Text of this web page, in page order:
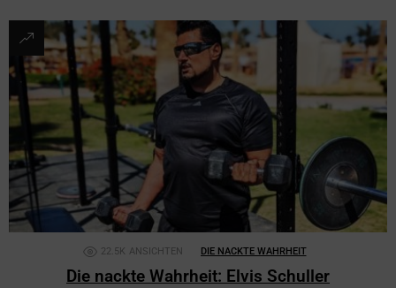
22.5K ANSICHTEN DIE NACKTE WAHRHEIT
Die nackte Wahrheit: Elvis Schuller